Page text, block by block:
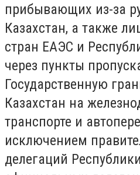
прибывающих из-за
Казахстан, а также
стран ЕАЭС и
через пункты
Государственную
Казахстан на
транспорте и
исключением
делегаций